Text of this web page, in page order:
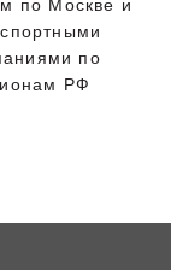
по Москве и
по
РФ